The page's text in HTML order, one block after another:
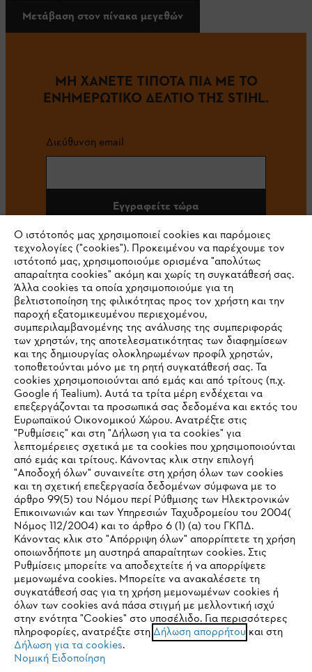
Μετάβαση στον πίνακα μεγεθών
ΜΗ ΧΑΝΕΤΕ ΤΙΠΟΤΑ ΠΙΑ ΜΕ ΤΟ
ΕΝΗΜΕΡΩΤΙΚΟ ΔΕΛΤΙΟ ΤΗΣ STIHL.
Διεύθυνση email
Εγγραφείτε τώρα
#STIHL
Εταιρεία
STIHL Συχνές ερωτήσεις
Service
Πολιτική απορρήτου Νομικό κείμενο Cookies
Νομικές πληροφορίες
ANDREAS STIHL ΜΟΝΟΠΡΟΣΩΠΗ Α.Ε.
IHR BROWSER WIRD NICHT
UNTERSTÜTZT
Sie nutzen einen Browser, den wir noch nicht unterstützen. Für
eine optimale Nutzung unserer Seite empfehlen wir Ihnen, zu
einem der folgenden Browser zu wechseln:
Ο ιστότοπός μας χρησιμοποιεί cookies και παρόμοιες
τεχνολογίες ("cookies"). Προκειμένου να παρέχουμε τον
ιστότοπό μας, χρησιμοποιούμε ορισμένα "απολύτως
απαραίτητα cookies" ακόμη και χωρίς τη συγκατάθεσή σας.
Άλλα cookies τα οποία χρησιμοποιούμε για τη
βελτιστοποίηση της φιλικότητας προς τον χρήστη και την
παροχή εξατομικευμένου περιεχομένου,
συμπεριλαμβανομένης της ανάλυσης της συμπεριφοράς
των χρηστών, της αποτελεσματικότητας των διαφημίσεων
και της δημιουργίας ολοκληρωμένων προφίλ χρηστών,
τοποθετούνται μόνο με τη ρητή συγκατάθεσή σας. Τα
cookies χρησιμοποιούνται από εμάς και από τρίτους (π.χ.
Google ή Tealium). Αυτά τα τρίτα μέρη ενδέχεται να
επεξεργάζονται τα προσωπικά σας δεδομένα και εκτός του
Ευρωπαϊκού Οικονομικού Χώρου. Ανατρέξτε στις
"Ρυθμίσεις" και στη "Δήλωση για τα cookies" για
λεπτομέρειες σχετικά με τα cookies που χρησιμοποιούνται
από εμάς και τρίτους. Κάνοντας κλικ στην επιλογή
"Αποδοχή όλων" συναινείτε στη χρήση όλων των cookies
και τη σχετική επεξεργασία δεδομένων σύμφωνα με το
άρθρο 99(5) του Νόμου περί Ρύθμισης των Ηλεκτρονικών
Επικοινωνιών και των Υπηρεσιών Ταχυδρομείου του 2004(
Νόμος 112/2004) και το άρθρο 6 (1) (α) του ΓΚΠΔ.
Κάνοντας κλικ στο "Απόρριψη όλων" απορρίπτετε τη χρήση
οποιωνδήποτε μη αυστηρά απαραίτητων cookies. Στις
Ρυθμίσεις μπορείτε να αποδεχτείτε ή να απορρίψετε
μεμονωμένα cookies. Μπορείτε να ανακαλέσετε τη
συγκατάθεσή σας για τη χρήση μεμονωμένων cookies ή
όλων των cookies ανά πάσα στιγμή με μελλοντική ισχύ
στην ενότητα "Cookies" στο υποσέλιδο. Για περισσότερες
πληροφορίες, ανατρέξτε στηΔήλωση απορρήτου και στη
Δήλωση για τα cookies.
Νομική Ειδοποίηση